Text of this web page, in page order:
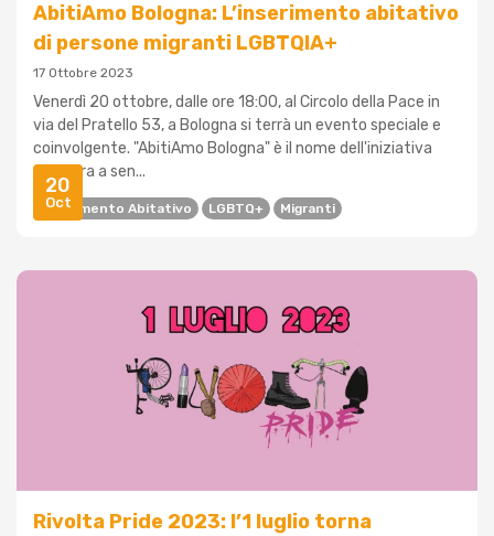
20
Oct
AbitiAmo Bologna: L’inserimento abitativo
di persone migranti LGBTQIA+
17 Ottobre 2023
Venerdì 20 ottobre, dalle ore 18:00, al Circolo della Pace in
via del Pratello 53, a Bologna si terrà un evento speciale e
coinvolgente. "AbitiAmo Bologna" è il nome dell'iniziativa
che mira a sen...
Inserimento Abitativo LGBTQ+ Migranti
Rivolta Pride 2023: l’1 luglio torna